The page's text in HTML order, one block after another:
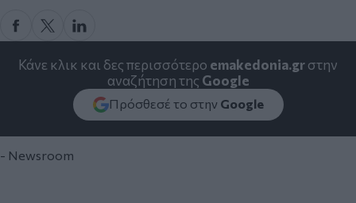
Κάνε κλικ και δες περισσότερο emakedonia.grστην
αναζήτηση της Google
Πρόσθεσέ το στην Google
- Newsroom